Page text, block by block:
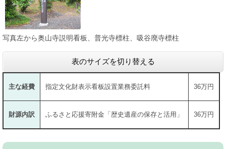
写真左から奥山寺説明看板、普光寺標柱、吸谷廃寺標柱
表のサイズを切り替える
主な経費 指定文化財表示看板設置業務委託料 36万円
財源内訳 ふるさと応援寄附金「歴史遺産の保存と活用」 36万円